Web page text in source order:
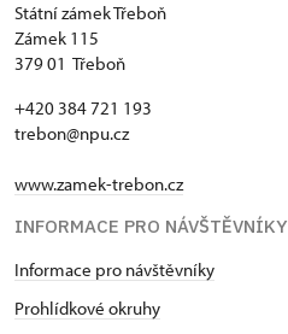
Státní zámek Třeboň
Zámek 115
379 01 Třeboň
+420 384 721 193
trebon@npu.cz
www.zamek-trebon.cz
INFORMACE PRO NÁVŠTĚVNÍKY
Informace pro návštěvníky
Prohlídkové okruhy